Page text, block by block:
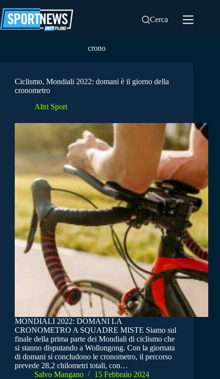
al
contenuto
Cerca
crono
Ciclismo, Mondiali 2022: domani è il giorno della
cronometro
Altri Sport
MONDIALI 2022: DOMANI LA
CRONOMETRO A SQUADRE MISTE Siamo sul
finale della prima parte dei Mondiali di ciclismo che
si stanno disputando a Wollongong. Con la giornata
di domani si concludono le cronometro, il percorso
prevede 28,2 chilometri totali, con…
Salvo Mangano
15 Febbraio 2024